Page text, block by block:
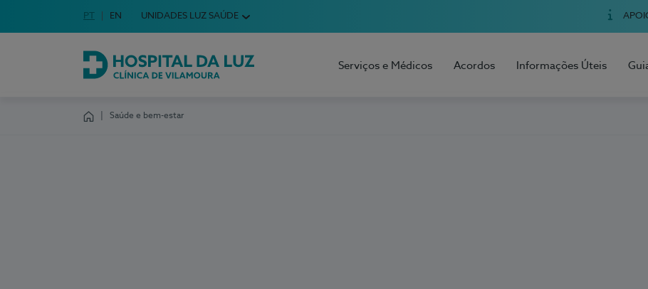
Escolha o seu idioma
Idioma em Português
PT English Language
EN UNIDADES LUZ SAÚDE
Hospital da Luz Clínica de Vilamoura
Serviços e Médicos Acordos Informações Úteis
Saúde e bem-estar